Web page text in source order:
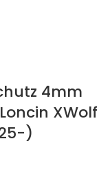
4mm
XWolf
)